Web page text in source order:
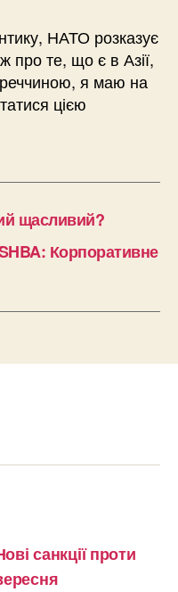
НАТО розказує
про те, що є в Азії,
я маю на
цією
щасливий?
Корпоративне
санкції проти